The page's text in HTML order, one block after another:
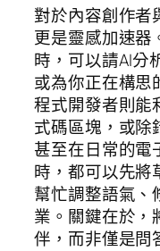
對於內容創作者
更是靈感加速器
時，可以請AI分
或為你正在構思
程式開發者則能
式碼區塊，或除
甚至在日常的電
時，都可以先將
幫忙調整語氣、
業。關鍵在於，
伴，而非僅是問